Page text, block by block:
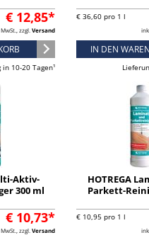
€ 12,85*
zzgl. Versand
in 10-20 Tagen¹
€ 36,60 pro 1 l
IN DEN
Aktiv-
300 ml
€ 10,73*
zzgl. Versand
HOTREGA
Parkett-
€ 10,95 pro 1 l